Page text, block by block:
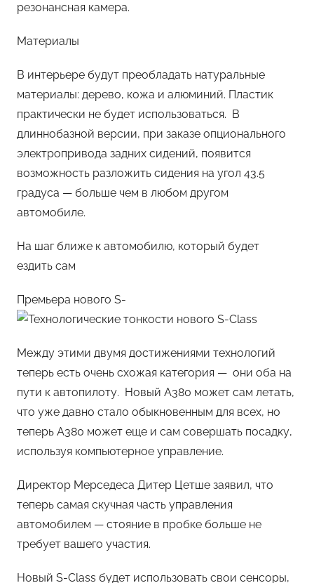
резонансная камера.
Материалы
В интерьере будут преобладать натуральные
материалы: дерево, кожа и алюминий. Пластик
практически не будет использоваться. В
длиннобазной версии, при заказе опционального
электропривода задних сидений, появится
возможность разложить сидения на угол 43.5
градуса — больше чем в любом другом
автомобиле.
На шаг ближе к автомобилю, который будет
ездить сам
Премьера нового S-
Между этими двумя достижениями технологий
теперь есть очень схожая категория — они оба на
пути к автопилоту. Новый А380 может сам летать,
что уже давно стало обыкновенным для всех, но
теперь А380 может еще и сам совершать посадку,
используя компьютерное управление.
Директор Мерседеса Дитер Цетше заявил, что
теперь самая скучная часть управления
автомобилем — стояние в пробке больше не
требует вашего участия.
Новый S-Class будет использовать свои сенсоры,